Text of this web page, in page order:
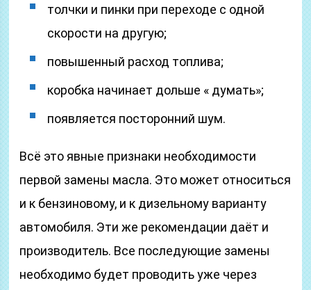
толчки и пинки при переходе с одной
скорости на другую;
повышенный расход топлива;
коробка начинает дольше « думать»;
появляется посторонний шум.
Всё это явные признаки необходимости
первой замены масла. Это может относиться
и к бензиновому, и к дизельному варианту
автомобиля. Эти же рекомендации даёт и
производитель. Все последующие замены
необходимо будет проводить уже через